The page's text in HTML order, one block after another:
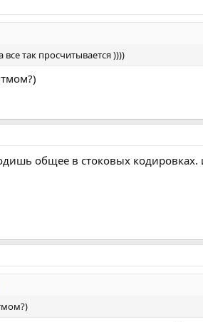
так просчитывается ))))
общее в стоковых